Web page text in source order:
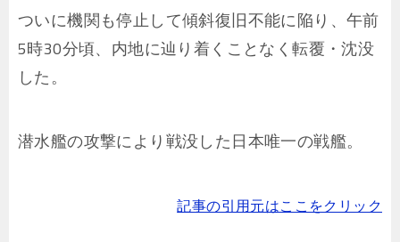
ついに機関も停止して傾斜復旧不能に陥り、午前
5時30分頃、内地に辿り着くことなく転覆・沈没
した。
潜水艦の攻撃により戦没した日本唯一の戦艦。
記事の引用元はここをクリック